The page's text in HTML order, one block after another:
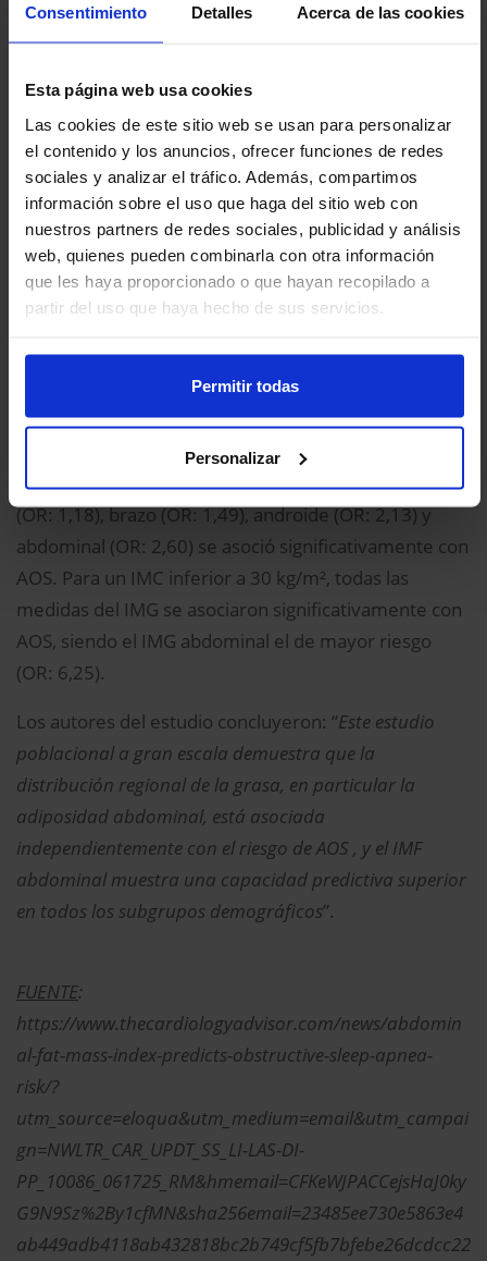
Consentimiento Detalles Acerca de las cookies
Esta página web usa cookies
Las cookies de este sitio web se usan para personalizar
el contenido y los anuncios, ofrecer funciones de redes
sociales y analizar el tráfico. Además, compartimos
información sobre el uso que haga del sitio web con
nuestros partners de redes sociales, publicidad y análisis
web, quienes pueden combinarla con otra información
que les haya proporcionado o que hayan recopilado a
partir del uso que haya hecho de sus servicios.
Permitir todas
Personalizar
IMF abdominal (OR, 4,09; IC 95%, 1,90-
8,78).
Los análisis de subgrupos mostraron que todas las
regiones del FMI estaban significativamente
asociadas con la AOS entre los hombres, mientras
que solo el FMI del tronco, el brazo, el androide y el
abdomen mostraron asociaciones significativas con la
AOS entre las mujeres.
El análisis estratificado por raza mostró asociaciones
grupos mexicano-americanos o negros no hispanos.
Para un IMC de al menos 30 kg/m², el IMG de tronco
(OR: 1,18), brazo (OR: 1,49), androide (OR: 2,13) y
abdominal (OR: 2,60) se asoció significativamente con
AOS. Para un IMC inferior a 30 kg/m², todas las
medidas del IMG se asociaron significativamente con
AOS, siendo el IMG abdominal el de mayor riesgo
(OR: 6,25).
Los autores del estudio concluyeron: “Este estudio
poblacional a gran escala demuestra que la
distribución regional de la grasa, en particular la
adiposidad abdominal, está asociada
independientemente con el riesgo de AOS , y el IMF
abdominal muestra una capacidad predictiva superior
en todos los subgrupos demográficos”.
FUENTE:
https://www.thecardiologyadvisor.com/news/abdomin
al-fat-mass-index-predicts-obstructive-sleep-apnea-
risk/?
utm_source=eloqua&utm_medium=email&utm_campai
gn=NWLTR_CAR_UPDT_SS_LI-LAS-DI-
PP_10086_061725_RM&hmemail=CFKeWJPACCejsHaJ0ky
G9N9Sz%2By1cfMN&sha256email=23485ee730e5863e4
ab449adb4118ab432818bc2b749cf5fb7bfebe26dcdcc22